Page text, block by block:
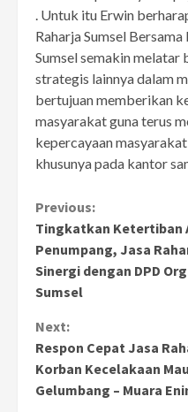
. Untuk itu Erwin
Raharja Sumsel
Sumsel semakin melatar
strategis lainnya dalam
bertujuan memberikan
masyarakat guna terus
kepercayaan
khusunya pada kantor
Continue
Reading
Previous:
Tingkatkan Ketertiban
Penumpang, Jasa
Sinergi dengan DPD
Sumsel
Next:
Respon Cepat Jasa
Korban Kecelakaan
Gelumbang – Muara